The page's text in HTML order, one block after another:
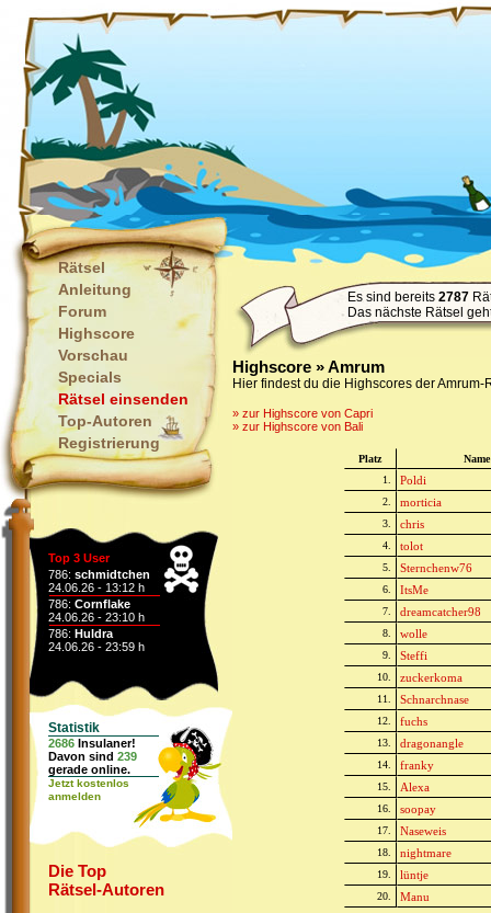
Rätsel
Anleitung
Forum
Highscore
Vorschau
Specials
Rätsel einsenden
Top-Autoren
Registrierung
Top 3 User
786: schmidtchen
24.06.26 - 13:12 h
786: Cornflake
24.06.26 - 23:10 h
786: Huldra
24.06.26 - 23:59 h
Statistik
2686 Insulaner!
Davon sind 239
gerade online.
Jetzt kostenlos
anmelden
Die Top
Rätsel-Autoren
Es sind bereits 2787
Das nächste Rätsel
Highscore » Amrum
Hier findest du die Highscores der Amrum-
» zur Highscore von Capri
» zur Highscore von Bali
Platz
Name
1.
Poldi
2. morticia
3. chris
4. tolot
5. Sternchenw76
6. ItsMe
7. dreamcatcher98
8. wolle
9. Steffi
10. zuckerkoma
11. Schnarchnase
12. fuchs
13. dragonangle
14. franky
15. Alexa
16. soopay
17. Naseweis
18. nightmare
19. lüntje
20. Manu